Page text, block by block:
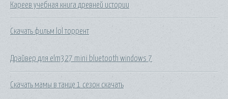
Кареев учебная книга древней истории
Скачать фильм lol торрент
Драйвер для elm327 mini bluetooth windows 7
Скачать мамы в танце 1 сезон скачать